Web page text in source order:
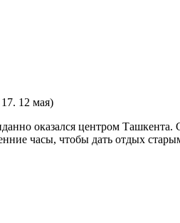
12 мая)
оказался центром
часы, чтобы дать отдых